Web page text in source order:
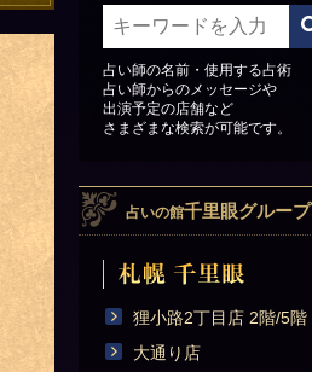
占い師の名前・使用する占術
占い師からのメッセージや
出演予定の店舗など
さまざまな検索が可能です。
占いの館千里眼グループ
狸小路2丁目店 2階/5階
大通り店